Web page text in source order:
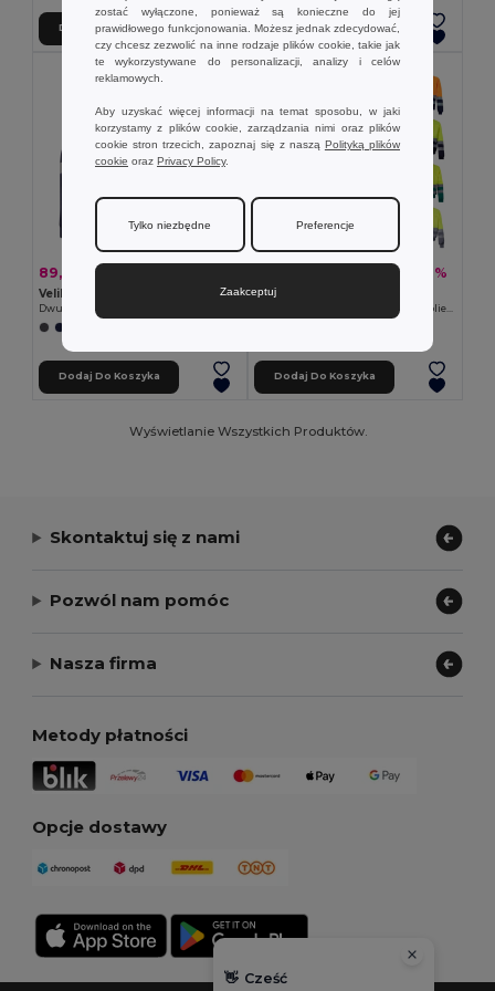
Dodaj Do Koszyka Dodaj Do Koszyka
89,08 zł
Velilla 36139
Dodaj Do Koszyka
-36%
Velilla 36050
Dodaj Do Koszyka
Wyświetlanie Wszystkich Produktów.
Skontaktuj się z nami
Pozwól nam pomóc
Nasza firma
Metody płatności
Opcje dostawy
zostać wyłączone, ponieważ są konieczne do jej
prawidłowego funkcjonowania. Możesz jednak zdecydować,
czy chcesz zezwolić na inne rodzaje plików cookie, takie jak
te wykorzystywane do personalizacji, analizy i celów
reklamowych.
Aby uzyskać więcej informacji na temat sposobu, w jaki
korzystamy z plików cookie, zarządzania nimi oraz plików
cookie stron trzecich, zapoznaj się z naszą Polityką plików
cookie oraz Privacy Policy.
Tylko niezbędne Preferencje
Zaakceptuj
👋 Cześć